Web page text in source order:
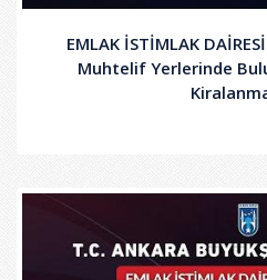
EMLAK İSTİMLAK
Muhtelif Yerlerinde